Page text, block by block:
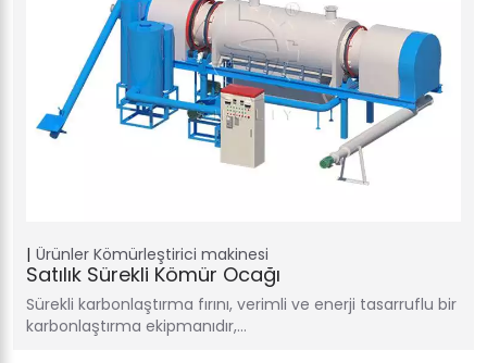
Ürünler Kömürleştirici makinesi
Satılık Sürekli Kömür Ocağı
Sürekli karbonlaştırma fırını, verimli ve enerji tasarruflu bir
karbonlaştırma ekipmanıdır,…